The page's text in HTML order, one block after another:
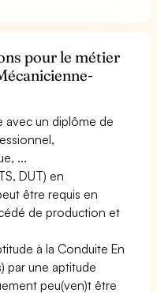
pour le métier
avec un diplôme de
...
DUT) en
être requis en
de production et
à la Conduite En
par une aptitude
peu(ven)t être